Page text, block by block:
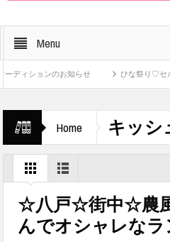
Menu
ィションのお知らせ ひな祭り♡セル
Home キッシ
☆八戸☆街中☆農
んでオシャレなラ